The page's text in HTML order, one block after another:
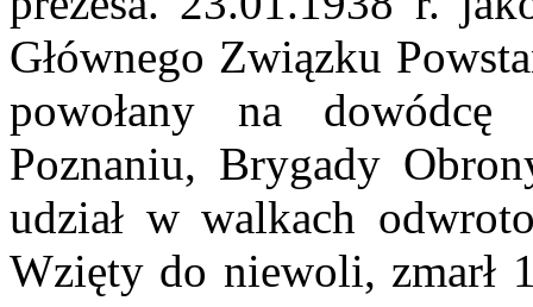
Głównego Związku
powołany na
Poznaniu, Brygady
udział w walkach
Wzięty do niewoli, zmarł